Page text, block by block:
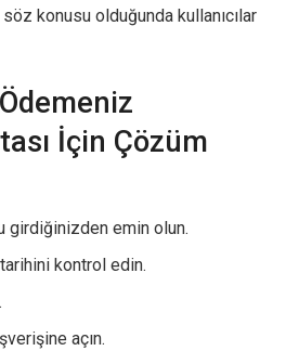
konusu olduğunda kullanıcılar
İçin Çözüm
girdiğinizden emin olun.
tarihini kontrol edin.
açın.